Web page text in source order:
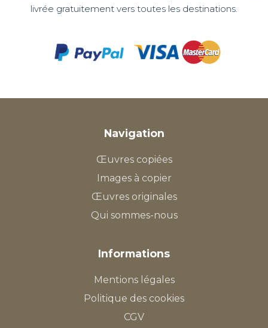
livrée gratuitement vers toutes les destinations.
Navigation
Œuvres copiées
Images à copier
Œuvres originales
Qui sommes-nous
Informations
Mentions légales
Politique des cookies
CGV